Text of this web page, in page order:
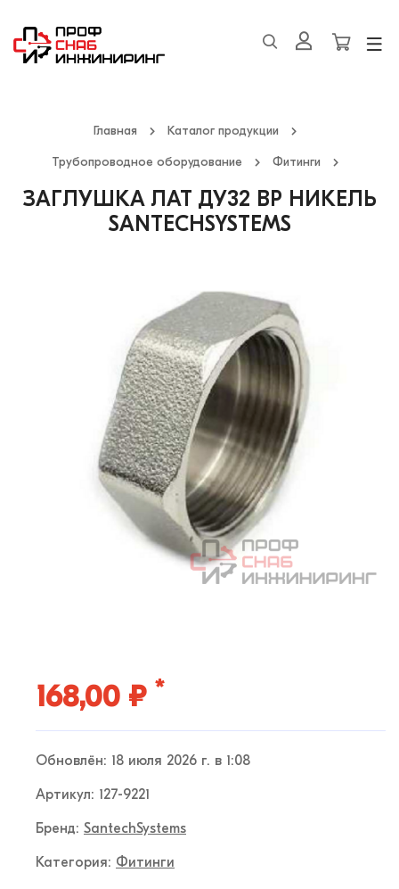
Главная Каталог продукции
Трубопроводное оборудование Фитинги
ЗАГЛУШКА ЛАТ ДУ32 ВР НИКЕЛЬ
SANTECHSYSTEMS
168,00 ₽ *
Обновлён: 18 июля 2026 г. в 1:08
Артикул: 127-9221
Бренд: SantechSystems
Категория: Фитинги